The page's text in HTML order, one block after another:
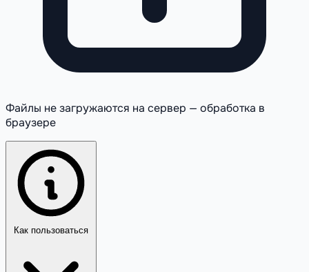
Файлы не загружаются на сервер — обработка в
браузере
Как пользоваться